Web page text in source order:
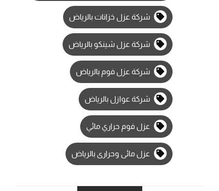
شركة عزل خزانات بالرياض
شركة عزل شينكو بالرياض
شركة عزل فوم بالرياض
شركة عوازل بالرياض
عزل فوم حراري مائي
عزل مائى وحرارى بالرياض